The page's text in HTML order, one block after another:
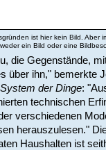
ist hier kein Bild. Aber
ein Bild oder eine
die Gegenstände,
über ihn," bemerkte
der Dinge:
technischen
verschiedenen
herauszulesen."
Haushalten ist